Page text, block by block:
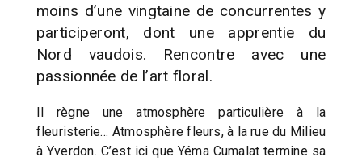
moins d’une vingtaine de concurrentes y
participeront, dont une apprentie du
Nord vaudois. Rencontre avec une
passionnée de l’art floral.
Il règne une atmosphère particulière à la
fleuristerie… Atmosphère fleurs, à la rue du Milieu
à Yverdon. C’est ici que Yéma Cumalat termine sa